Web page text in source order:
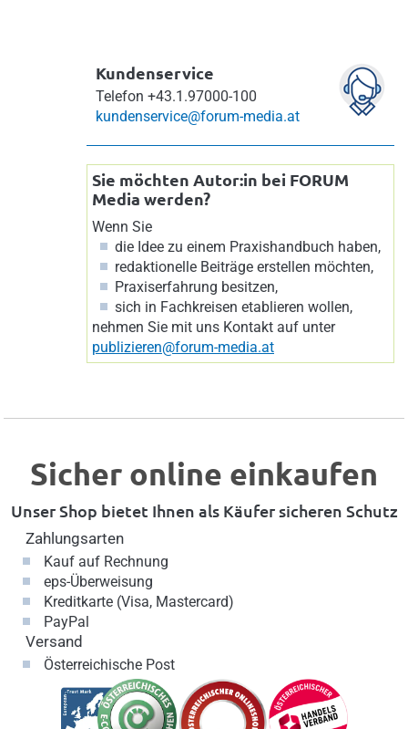
Kundenservice
Telefon +43.1.97000-100
kundenservice@forum-media.at
Sie möchten Autor:in bei FORUM
Media werden?
Wenn Sie
die Idee zu einem Praxishandbuch haben,
redaktionelle Beiträge erstellen möchten,
Praxiserfahrung besitzen,
sich in Fachkreisen etablieren wollen,
nehmen Sie mit uns Kontakt auf unter
publizieren@forum-media.at
Sicher online einkaufen
Unser Shop bietet Ihnen als Käufer sicheren Schutz
Zahlungsarten
Kauf auf Rechnung
eps-Überweisung
Kreditkarte (Visa, Mastercard)
PayPal
Versand
Österreichische Post